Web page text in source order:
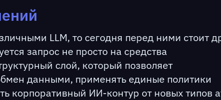
LLM, то сегодня перед ними стоит
запрос не просто на средства
слой, который позволяет
данными, применять единые политики
корпоративный ИИ-контур от новых типов